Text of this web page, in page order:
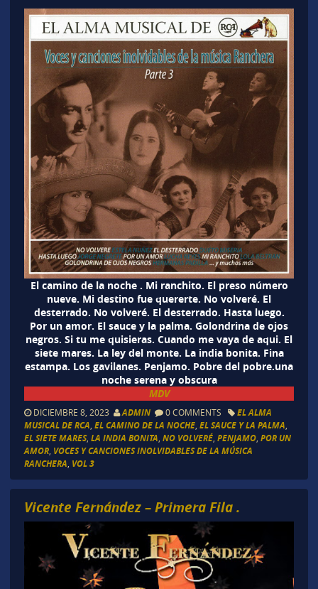
El camino de la noche . Mi ranchito. El preso número
nueve. Mi destino fue quererte. No volveré. El
desterrado. No volveré. El desterrado. Hasta luego.
Por un amor. El sauce y la palma. Golondrina de ojos
negros. Si tu me quisieras. Cuando me vaya de aqui. El
siete mares. La ley del monte. La india bonita. Fina
estampa. Los gavilanes. Penjamo. Pobre del pobre.una
noche serena y obscura
MDV
DICIEMBRE 8, 2023 ADMIN 0 COMMENTS
EL ALMA
MUSICAL DE RCA, EL CAMINO DE LA NOCHE, EL SAUCE Y LA PALMA,
EL SIETE MARES, LA INDIA BONITA, NO VOLVERÉ, PENJAMO, POR UN
AMOR, VOCES Y CANCIONES INOLVIDABLES DE LA MÚSICA
RANCHERA, VOL 3
Vicente Fernández – Primera Fila .